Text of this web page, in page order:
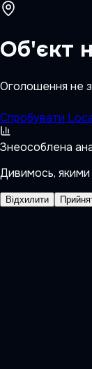
Об'єкт
Оголошення не
Спробувати
Знеособлена
Дивимось,
Відхилити